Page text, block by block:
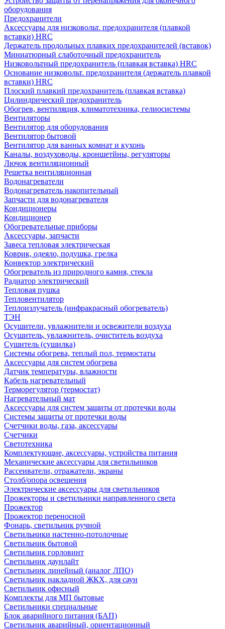
оборудования
Предохранители
Аксессуары для низковольт. предохранителя (плавкой
вставки) HRC
Держатель продольных плавких предохранителей (вставок)
Миниатюрный слаботочный предохранитель
Низковольтный предохранитель (плавкая вставка) HRC
Основание низковольт. предохранителя (держатель плавкой
вставки) HRC
Плоский плавкий предохранитель (плавкая вставка)
Цилиндрический предохранитель
Обогрев, вентиляция, климатотехника, гелиосистемы
Вентиляторы
Вентилятор для оборудования
Вентилятор бытовой
Вентилятор для ванных комнат и кухонь
Каналы, воздуховоды, кроншетйны, регуляторы
Лючок вентиляционный
Решетка вентиляционная
Водонагреватели
Водонагреватель накопительный
Запчасти для водонагревателя
Кондиционеры
Кондиционер
Обогревательные приборы
Аксессуары, запчасти
Завеса тепловая электрическая
Коврик, одеяло, подушка, грелка
Конвектор электрический
Обогреватель из природного камня, стекла
Радиатор электрический
Тепловая пушка
Тепловентилятор
Теплоизлучатель (инфракрасный обогреватель)
ТЭН
Осушители, увлажнители и освежители воздуха
Осушитель, увлажнитель, очиститель воздуха
Сушитель (сушилка)
Системы обогрева, теплый пол, термостаты
Аксессуары для систем обогрева
Датчик температуры, влажности
Кабель нагревательный
Терморегулятор (термостат)
Нагревательный мат
Аксессуары для систем защиты от протечки воды
Системы защиты от протечки воды
Счетчики воды, газа, аксессуары
Счетчики
Светотехника
Комплектующие, аксессуары, устройства питания
Механические аксессуары для светильников
Рассеиватели, отражатели, экраны
Столб/опора освещения
Электрические аксессуары для светильников
Прожекторы и светильники направленного света
Прожектор
Прожектор переносной
Фонарь, светильник ручной
Светильники настенно-потолочные
Светильник бытовой
Светильник горловинт
Светильник даунлайт
Светильник линейный (аналог ЛПО)
Светильник накладной ЖКХ, для саун
Светильник офисный
Комплекты для МП бытовые
Светильники специальные
Блок аварийного питания (БАП)
Светильник аварийный, ориентационный